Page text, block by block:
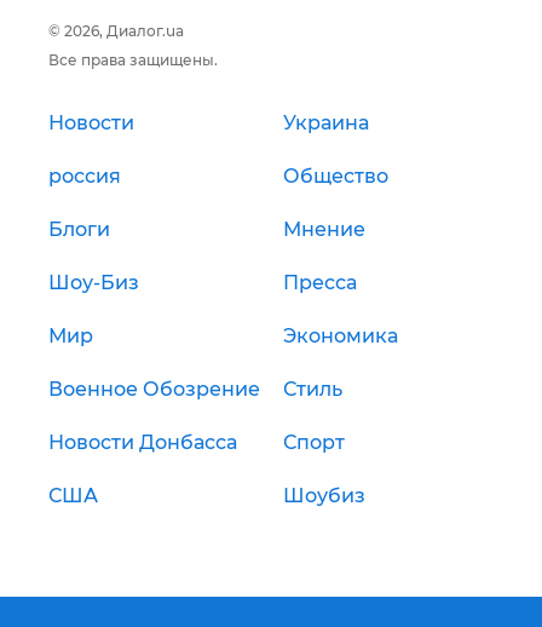
© 2026, Диалог.ua
Все права защищены.
Новости Украина
россия Общество
Блоги Мнение
Шоу-Биз Пресса
Мир Экономика
Военное Обозрение Стиль
Новости Донбасса Спорт
США Шоубиз